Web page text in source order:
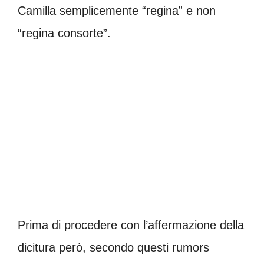
Camilla semplicemente “regina” e non
“regina consorte”.
Prima di procedere con l’affermazione della
dicitura però, secondo questi rumors